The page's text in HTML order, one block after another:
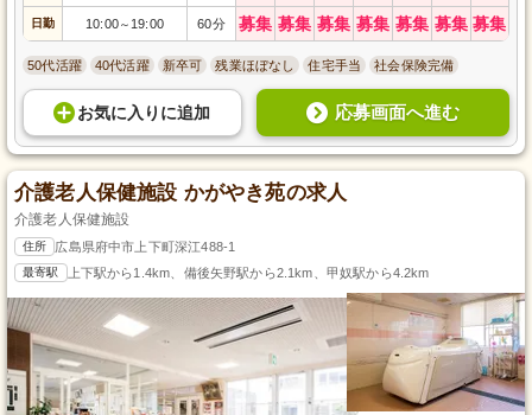
日勤 10:00～ 19:00 60分 募集 募集 募集 募集 募集 募集 募集
50代活躍 40代活躍 新卒可 残業ほぼなし 住宅手当 社会保険完備
お気に入り に追加 応募画面へ進む
介護老人保健施設 かがやき苑の求人
介護老人保健施設
住所 広島県府中市上下町深江488-1
最寄駅 上下駅から1.4km、備後矢野駅から2.1km、甲奴駅から4.2km